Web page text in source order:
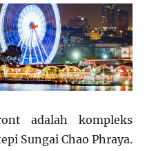
adalah kompleks
Sungai Chao Phraya.